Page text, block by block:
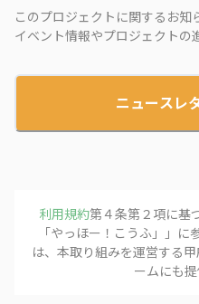
このプロジェクトに関するお知
イベント情報やプロジェクトの
ニュースレ
利用規約第４条第２項に基
「やっほー！こうふ」
」に
は、本取り組みを運営する
ームにも提